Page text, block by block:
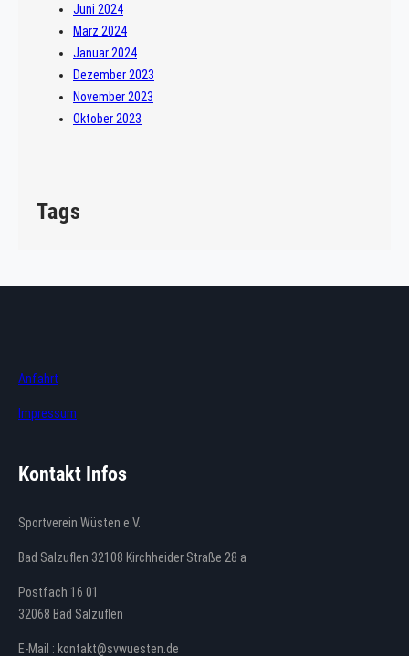
Juni 2024
März 2024
Januar 2024
Dezember 2023
November 2023
Oktober 2023
Tags
Anfahrt
Impressum
Kontakt Infos
Sportverein Wüsten e.V.
Bad Salzuflen 32108 Kirchheider Straße 28 a
Postfach 16 01
32068 Bad Salzuflen
E-Mail : kontakt@svwuesten.de